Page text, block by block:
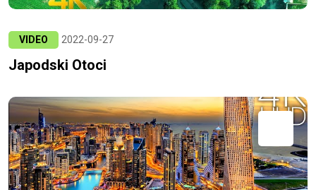
VIDEO 2022-09-27
Japodski Otoci